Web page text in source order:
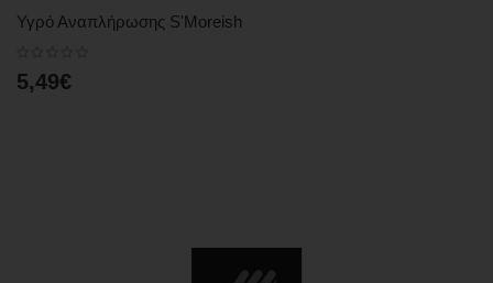
Υγρό Αναπλήρωσης S'Moreish
5,49€